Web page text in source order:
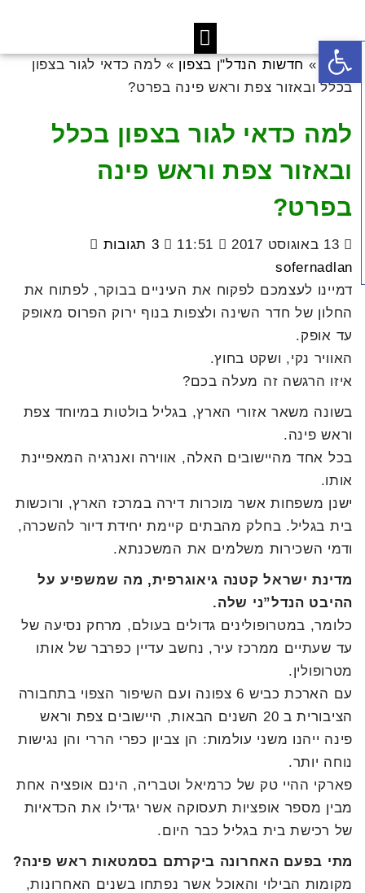
ראשי » חדשות הנדל"ן בצפון » למה כדאי לגור בצפון
בכלל ובאזור צפת וראש פינה בפרט?
למה כדאי לגור בצפון בכלל
ובאזור צפת וראש פינה
בפרט?
13 באוגוסט 2017 11:51
3 תגובות
sofernadlan
דמיינו לעצמכם לפקוח את העיניים בבוקר, לפתוח את
החלון של חדר השינה ולצפות בנוף ירוק הפרוס מאופק
עד אופק.
האוויר נקי, ושקט בחוץ.
איזו הרגשה זה מעלה בכם?
בשונה משאר אזורי הארץ, בגליל בולטות במיוחד צפת
וראש פינה.
בכל אחד מהיישובים האלה, אווירה ואנרגיה המאפיינת
אותו.
ישנן משפחות אשר מוכרות דירה במרכז הארץ, ורוכשות
בית בגליל. בחלק מהבתים קיימת יחידת דיור להשכרה,
ודמי השכירות משלמים את המשכנתא.
מדינת ישראל קטנה גיאוגרפית, מה שמשפיע על
ההיבט הנדל”ני שלה.
כלומר, במטרופולינים גדולים בעולם, מרחק נסיעה של
עד שעתיים ממרכז עיר, נחשב עדיין כפרבר של אותו
מטרופולין.
עם הארכת כביש 6 צפונה ועם השיפור הצפוי בתחבורה
הציבורית ב 20 השנים הבאות, היישובים צפת וראש
פינה ייהנו משני עולמות: הן צביון כפרי הררי והן נגישות
נוחה יותר.
פארקי ההיי טק של כרמיאל וטבריה, הינם אופציה אחת
מבין מספר אופציות תעסוקה אשר יגדילו את הכדאיות
של רכישת בית בגליל כבר היום.
מתי בפעם האחרונה ביקרתם בסמטאות ראש פינה?
מקומות הבילוי והאוכל אשר נפתחו בשנים האחרונות,
פתח סרגל נגישות